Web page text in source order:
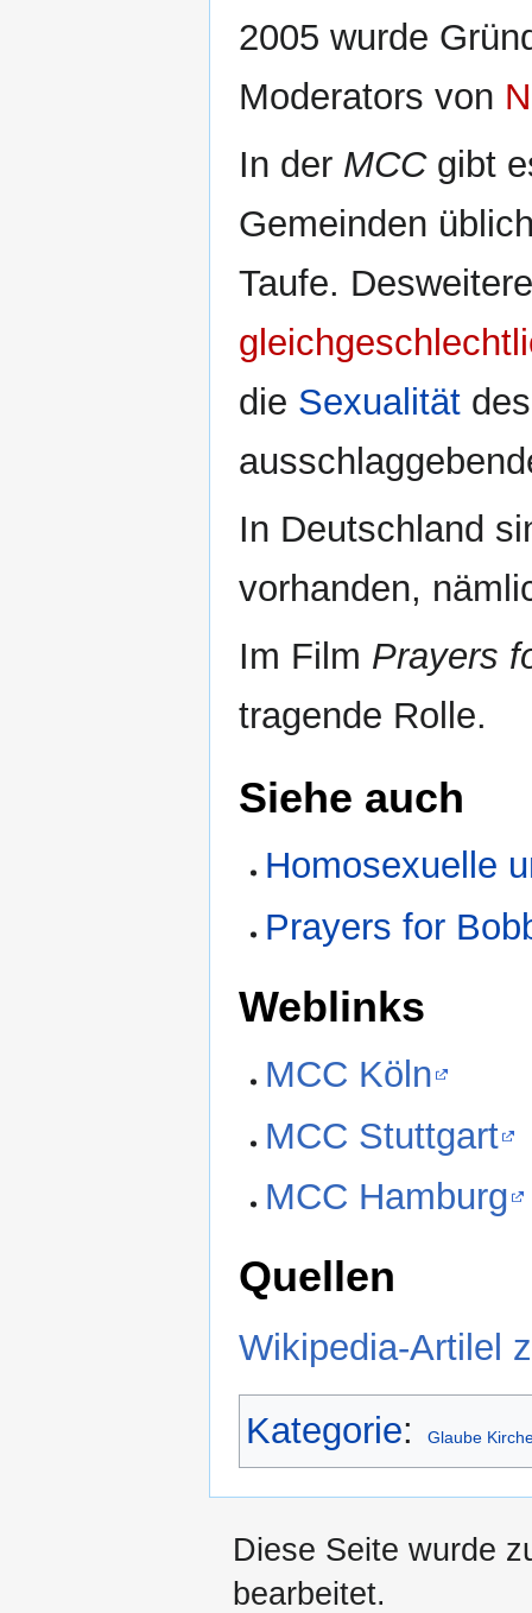
2005 wurde
Moderators von
In der MCCgibt
Gemeinden
Taufe.
die Sexualität
In Deutschland
vorhanden,
Im Film Prayers
tragende Rolle.
Siehe auch
Homosexuelle
Prayers for
Weblinks
MCC Köln
MCC Stuttgart
MCC Hamburg
Quellen
Wikipedia-Artilel
Kategorie: Glaube
Diese Seite wurde
bearbeitet.